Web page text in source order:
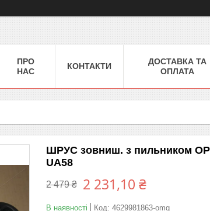
ПРО
НАС
КОНТАКТИ
ДОСТАВКА ТА
ОПЛАТА
ШРУС зовниш. з пильником
UA58
2 479 ₴ 2 231,10 ₴
В наявності Код: 4629981863-omg